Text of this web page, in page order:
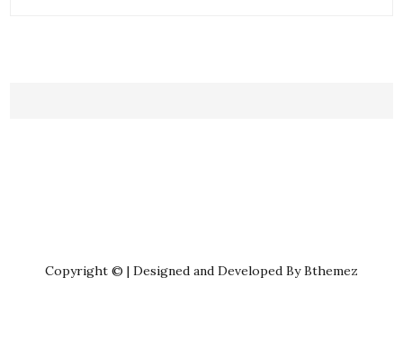
Copyright © | Designed and Developed By Bthemez